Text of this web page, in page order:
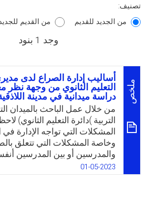
تصنيف:
من الجديد للقديم
من القديم
وجد 1 بنود
ملخص
أساليب إدارة الصراع لدى
التعليم الثانوي من وجهة نظر
دراسة ميدانية في مدينة
من خلال عمل الباحث بالميدان
التربية )دائرة التعليم الثانوي)
المشكلات التي تواجه الإدارة في
وخاصة المشكلات التي تتعلق
والمدرسين أو بين المدرسين
طريق عدد الشكاوي الرسمية
من مديري ومدرسي هذه
01-05-2023